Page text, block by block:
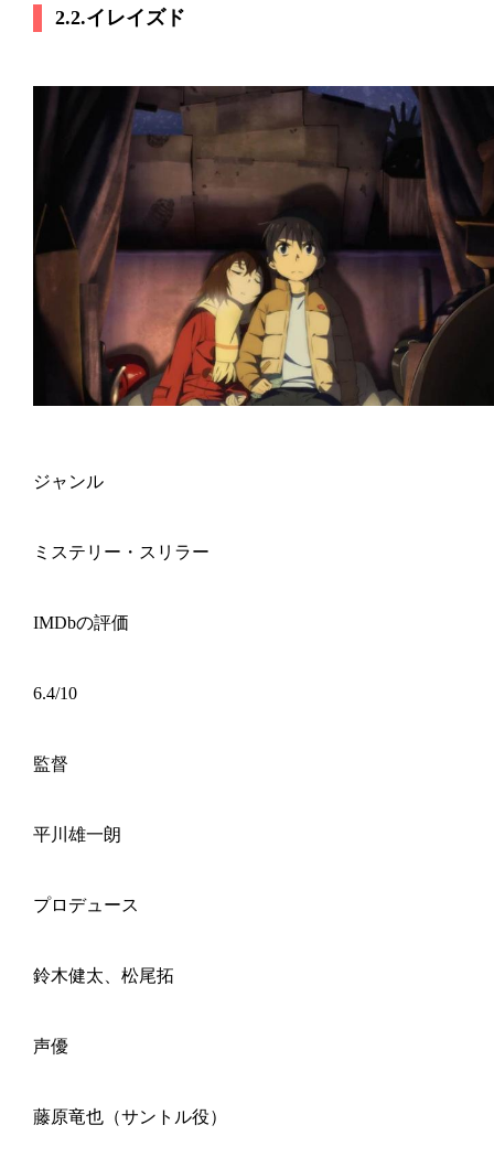
2.2.イレイズド
ジャンル
ミステリー・スリラー
IMDbの評価
6.4/10
監督
平川雄一朗
プロデュース
鈴木健太、松尾拓
声優
藤原竜也（サントル役）